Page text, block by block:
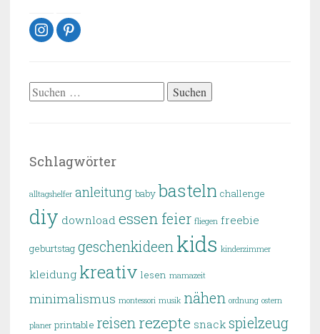
instagram
pinterest
Suchen
Schlagwörter
alltagshelfer anleitung baby basteln challenge
diy download essen feier fliegen freebie
geburtstag geschenkideen kids kinderzimmer
kleidung kreativ lesen mamazeit
minimalismus montessori musik nähen ordnung ostern
planer printable reisen rezepte snack spielzeug